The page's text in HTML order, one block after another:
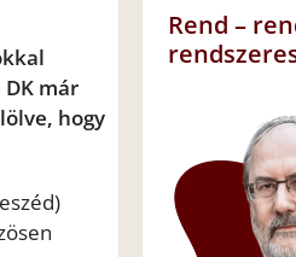
már
hogy
Rend –